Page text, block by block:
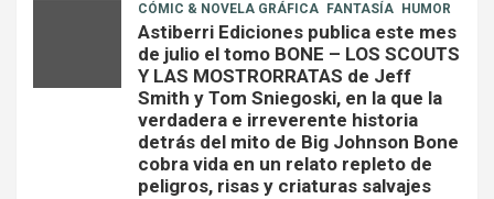
CÓMIC & NOVELA GRÁFICA FANTASÍA HUMOR
Astiberri Ediciones publica este mes
de julio el tomo BONE – LOS SCOUTS
Y LAS MOSTRORRATAS de Jeff
Smith y Tom Sniegoski, en la que la
verdadera e irreverente historia
detrás del mito de Big Johnson Bone
cobra vida en un relato repleto de
peligros, risas y criaturas salvajes